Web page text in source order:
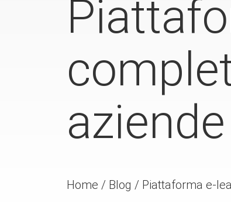
aziende
Home / Blog / Piattaforma e-